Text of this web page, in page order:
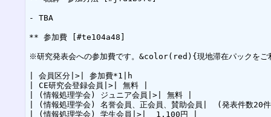
- TBA
** 参加費 [#te104a48]
※研究発表会への参加費です。&color(red){現地滞在パックをご
| 会員区分|>| 参加費*1|h
| CE研究会登録会員|>| 無料 |
| (情報処理学会) ジュニア会員|>| 無料 |
| (情報処理学会) 名誉会員、正会員、賛助会員|  (発表件
| (情報処理学会) 学生会員|>|  1,100円 |